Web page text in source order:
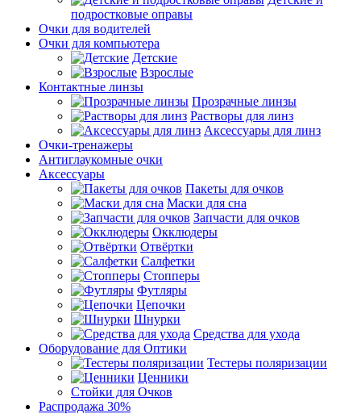
подростковые оправы
Очки для водителей
Очки для компьютера
Детские
Взрослые
Контактные линзы
Прозрачные линзы
Растворы для линз
Аксессуары для линз
Очки-тренажеры
Антиглаукомные очки
Аксессуары
Пакеты для очков
Маски для сна
Запчасти для очков
Окклюдеры
Отвёртки
Салфетки
Стопперы
Футляры
Цепочки
Шнурки
Средства для ухода
Оборудование для Оптики
Тестеры поляризации
Ценники
Стойки для Очков
Распродажа 30%